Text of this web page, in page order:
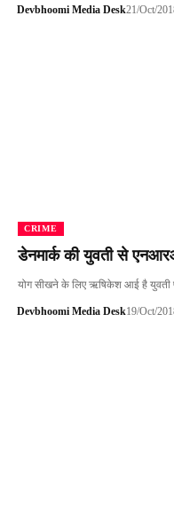
Devbhoomi Media Desk21/Oct/
CRIME
डेनमार्क की युवती से
योग सीखने के लिए ऋषिकेश आई है युवती
Devbhoomi Media Desk19/Oct/